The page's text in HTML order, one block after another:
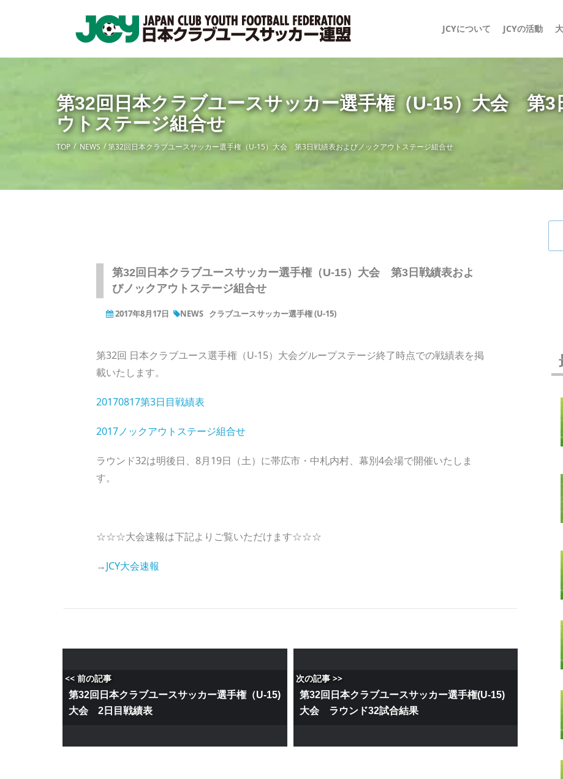
JCYについて JCYの活動
第32回日本クラブユースサッカー選手権（U-15）大会 第3
ウトステージ組合せ
TOP NEWS 第32回日本クラブユースサッカー選手権（U-15）大会 第3日戦績表およびノックアウトステージ組合せ
第32回日本クラブユースサッカー選手権（U-15）大会 第3日戦績表およ
びノックアウトステージ組合せ
2017年8月17日 NEWS クラブユースサッカー選手権 (U-15)
第32回 日本クラブユース選手権（U-15）大会グループステージ終了時点での戦績表を掲
載いたします。
20170817第3日目戦績表
2017ノックアウトステージ組合せ
ラウンド32は明後日、8月19日（土）に帯広市・中札内村、幕別4会場で開催いたしま
す。
☆☆☆大会速報は下記よりご覧いただけます☆☆☆
→JCY大会速報
<< 前の記事
第32回日本クラブユースサッカー選手権（U-15)
大会 2日目戦績表
次の記事 >>
第32回日本クラブユースサッカー選手権(U-15)
大会 ラウンド32試合結果